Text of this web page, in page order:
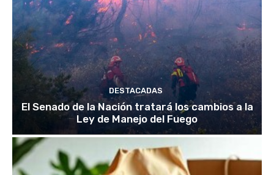
DESTACADAS
El Senado de la Nación tratará los cambios a la
Ley de Manejo del Fuego